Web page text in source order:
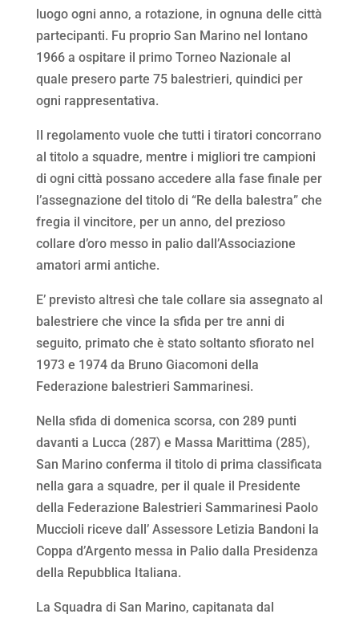
luogo ogni anno, a rotazione, in ognuna delle città
partecipanti. Fu proprio San Marino nel lontano
1966 a ospitare il primo Torneo Nazionale al
quale presero parte 75 balestrieri, quindici per
ogni rappresentativa.
Il regolamento vuole che tutti i tiratori concorrano
al titolo a squadre, mentre i migliori tre campioni
di ogni città possano accedere alla fase finale per
l’assegnazione del titolo di “Re della balestra” che
fregia il vincitore, per un anno, del prezioso
collare d’oro messo in palio dall’Associazione
amatori armi antiche.
E’ previsto altresì che tale collare sia assegnato al
balestriere che vince la sfida per tre anni di
seguito, primato che è stato soltanto sfiorato nel
1973 e 1974 da Bruno Giacomoni della
Federazione balestrieri Sammarinesi.
Nella sfida di domenica scorsa, con 289 punti
davanti a Lucca (287) e Massa Marittima (285),
San Marino conferma il titolo di prima classificata
nella gara a squadre, per il quale il Presidente
della Federazione Balestrieri Sammarinesi Paolo
Muccioli riceve dall’ Assessore Letizia Bandoni la
Coppa d’Argento messa in Palio dalla Presidenza
della Repubblica Italiana.
La Squadra di San Marino, capitanata dal